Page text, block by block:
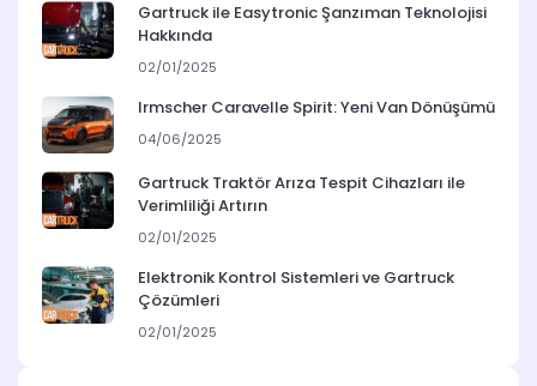
Gartruck ile Easytronic Şanzıman Teknolojisi
Hakkında
02/01/2025
Irmscher Caravelle Spirit: Yeni Van Dönüşümü
04/06/2025
Gartruck Traktör Arıza Tespit Cihazları ile
Verimliliği Artırın
02/01/2025
Elektronik Kontrol Sistemleri ve Gartruck
Çözümleri
02/01/2025